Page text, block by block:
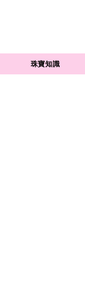
珠寶知識